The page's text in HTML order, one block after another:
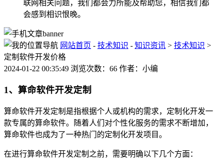
联网相关问题，我们都会力所能及帮助您，相信我们都
会感到相识恨晚。
网站首页 - 技术知识 - 知识资讯 > 技术知识 >
定制软件开发价格
2024-01-22 00:35:49 浏览次数：66 作者：小编
1、算命软件开发定制
算命软件开发定制是指根据个人或机构的需求，定制化开发一
款专属的算命软件。随着人们对个性化服务的需求不断增加，
算命软件也成为了一种热门的定制化开发项目。
在进行算命软件开发定制之前，需要明确以下几个方面：